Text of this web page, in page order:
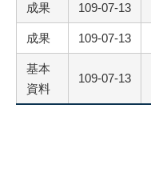
成果 109-07-13
成果 109-07-13
基本
資料
109-07-13